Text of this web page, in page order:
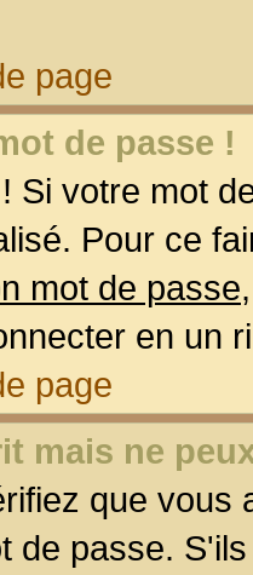
page
de passe !
Si votre mot
Pour ce
mot de passe
en un
page
mais ne
que
de passe.